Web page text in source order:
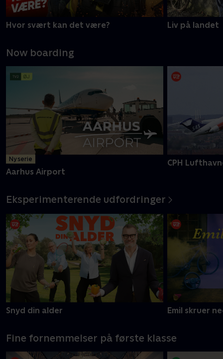
Hvor svært kan det være? Liv på landet
Now boarding
Ny serie
Aarhus Airport
CPH
Eksperimenterende udfordringer
Snyd din alder Emil skruer
Fine fornemmelser på første klasse